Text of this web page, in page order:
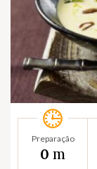
Preparação
0 m